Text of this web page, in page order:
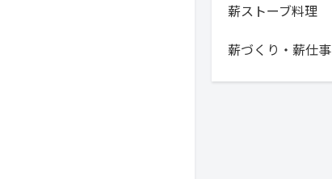
薪ストーブ料理
薪づくり・薪仕事